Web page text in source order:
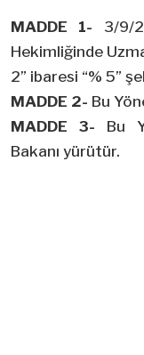
MADDE 1-
3/9/
Hekimliğinde
2” ibaresi “% 5”
MADDE 2- Bu
MADDE 3- Bu
Bakanı yürütür.